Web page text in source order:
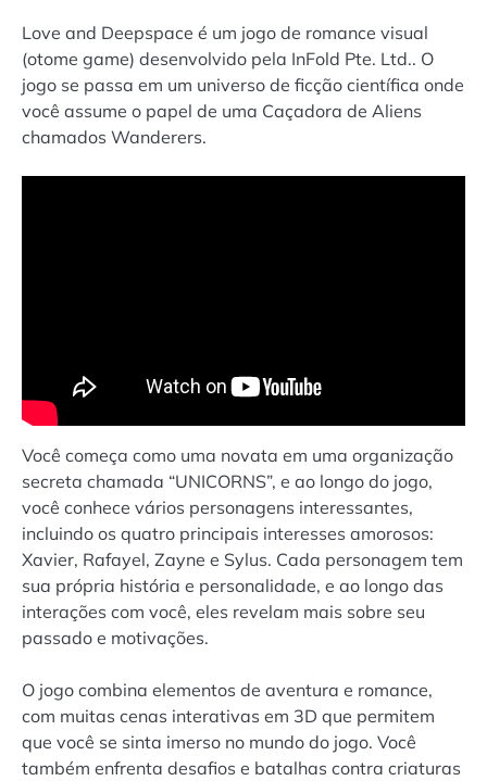
Love and Deepspace é um jogo de romance visual
(otome game) desenvolvido pela InFold Pte. Ltd.. O
jogo se passa em um universo de ficção científica onde
você assume o papel de uma Caçadora de Aliens
chamados Wanderers.
Você começa como uma novata em uma organização
secreta chamada “UNICORNS”, e ao longo do jogo,
você conhece vários personagens interessantes,
incluindo os quatro principais interesses amorosos:
Xavier, Rafayel, Zayne e Sylus. Cada personagem tem
sua própria história e personalidade, e ao longo das
interações com você, eles revelam mais sobre seu
passado e motivações.
O jogo combina elementos de aventura e romance,
com muitas cenas interativas em 3D que permitem
que você se sinta imerso no mundo do jogo. Você
também enfrenta desafios e batalhas contra criaturas